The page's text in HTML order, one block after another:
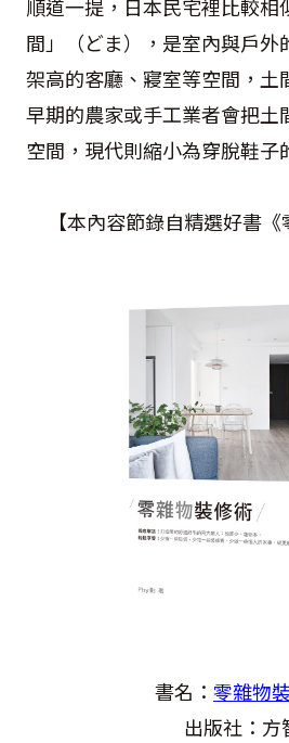
順道一提，日本民宅裡比較相
間」（どま），是室內與戶外
架高的客廳、寢室等空間，土
早期的農家或手工業者會把土
空間，現代則縮小為穿脫鞋子
【本內容節錄自精選好書《
書名： 零雜物
出版社：方